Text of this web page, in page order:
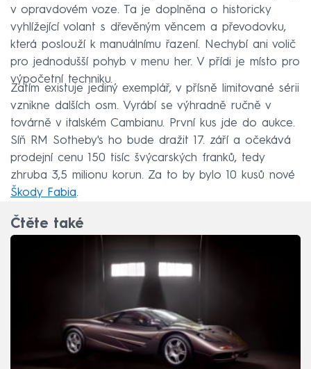
v opravdovém voze. Ta je doplněna o historicky
vyhlížející volant s dřevěným věncem a převodovku,
která poslouží k manuálnímu řazení. Nechybí ani volič
pro jednodušší pohyb v menu her. V přídi je místo pro
výpočetní techniku.
Zatím existuje jediný exemplář, v přísně limitované sérii
vznikne dalších osm. Vyrábí se výhradně ručně v
továrně v italském Cambianu. První kus jde do aukce.
Síň RM Sotheby's ho bude dražit 17. září a očekává
prodejní cenu 150 tisíc švýcarských franků, tedy
zhruba 3,5 milionu korun. Za to by bylo 10 kusů nové
Škody Fabia.
Čtěte také